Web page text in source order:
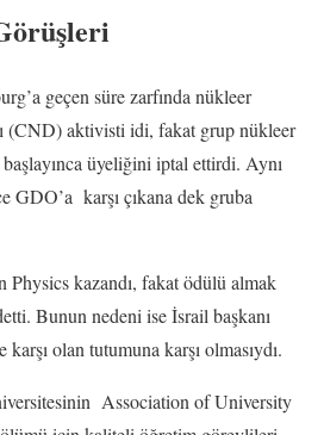
geçen süre zarfında nükleer
(CND) aktivisti idi, fakat grup nükleer
başlayınca üyeliğini iptal ettirdi. Aynı
GDO’a karşı çıkana dek gruba
Physics kazandı, fakat ödülü almak
Bunun nedeni ise İsrail başkanı
olan tutumuna karşı olmasıydı.
Association of University